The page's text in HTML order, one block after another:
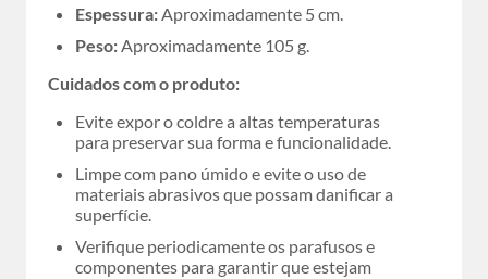
Espessura:Aproximadamente 5 cm.
Peso:Aproximadamente 105 g.
Cuidados com o produto:
Evite expor o coldre a altas temperaturas
para preservar sua forma e funcionalidade.
Limpe com pano úmido e evite o uso de
materiais abrasivos que possam danificar a
superfície.
Verifique periodicamente os parafusos e
componentes para garantir que estejam